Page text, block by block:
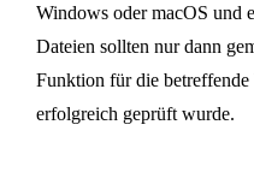
Windows oder macOS und
Dateien sollten nur dann
Funktion für die betreffende
erfolgreich geprüft wurde.